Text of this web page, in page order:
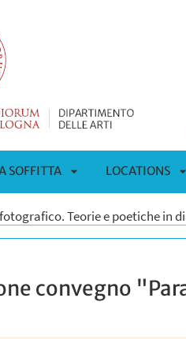
SOFFITTA
APRI
LOCATIONS
Teorie e poetiche in
convegno